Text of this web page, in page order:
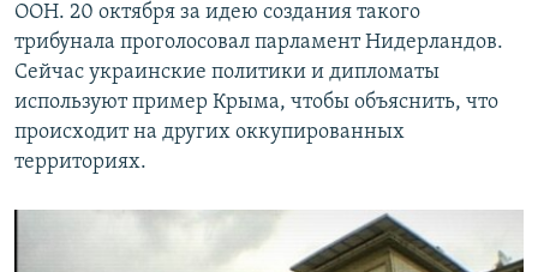
ООН. 20 октября за идею создания такого
трибунала проголосовал парламент Нидерландов.
Сейчас украинские политики и дипломаты
используют пример Крыма, чтобы объяснить, что
происходит на других оккупированных
территориях.